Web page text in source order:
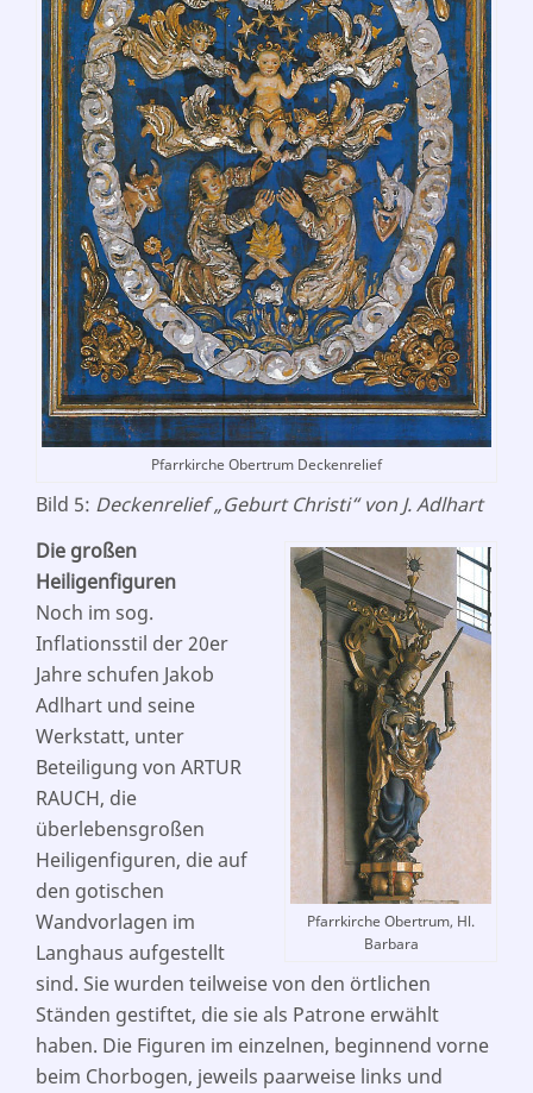
Pfarrkirche Obertrum Deckenrelief
Bild 5: Deckenrelief „Geburt Christi“ von J. Adlhart
Pfarrkirche Obertrum, Hl.
Barbara
Die großen
Heiligenfiguren
Noch im sog.
Inflationsstil der 20er
Jahre schufen Jakob
Adlhart und seine
Werkstatt, unter
Beteiligung von ARTUR
RAUCH, die
überlebensgroßen
Heiligenfiguren, die auf
den gotischen
Wandvorlagen im
Langhaus aufgestellt
sind. Sie wurden teilweise von den örtlichen
Ständen gestiftet, die sie als Patrone erwählt
haben. Die Figuren im einzelnen, beginnend vorne
beim Chorbogen, jeweils paarweise links und